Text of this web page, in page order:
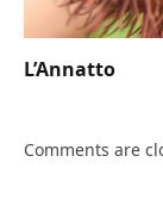
L’Annatto
Comments are